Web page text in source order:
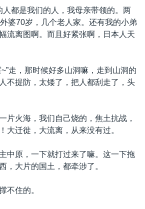
人都是我们的人，我母亲带领的。两
婆70岁，几个老人家。还有我的小弟
流离图啊。而且好紧张啊，日本人天
走，那时候好多山洞嘛，走到山洞的
不提防，太矮了，把人都刮走了，头
片火海，我们自己烧的，焦土抗战，
大迁徙，大流离，从来没有过。
中原，一下就打过来了嘛。这一下拖
，大片的国土，都牵涉了。
不住的。